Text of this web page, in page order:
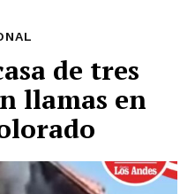
de tres
llamas en